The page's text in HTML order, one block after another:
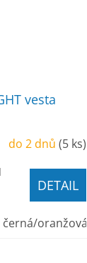
vesta
do 2 dnů (5 ks)
DETAIL
černá/oranžová